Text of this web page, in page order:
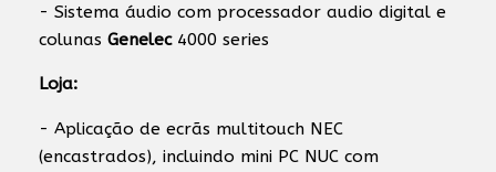
- Sistema áudio com processador audio digital e
colunas Genelec4000 series
Loja:
- Aplicação de ecrãs multitouch NEC
(encastrados), incluindo mini PC NUC com